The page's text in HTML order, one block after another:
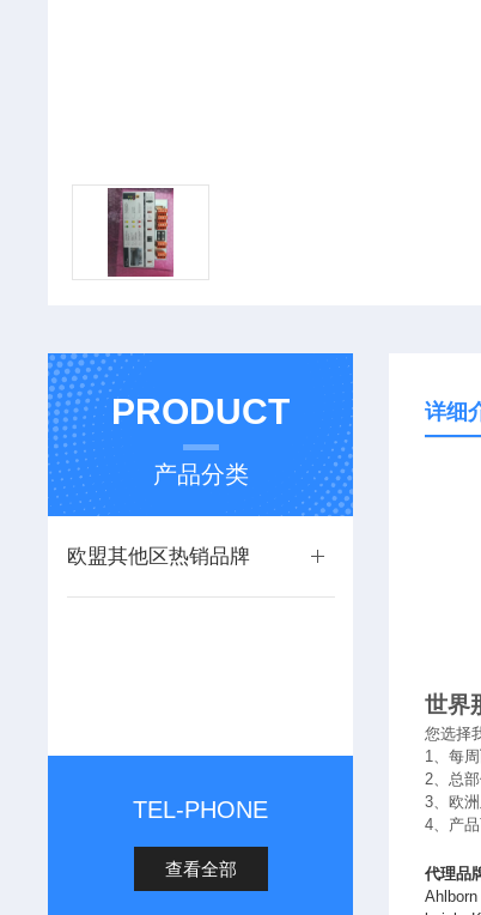
PRODUCT
产品分类
欧盟其他区热销品牌
TEL-PHONE
查看全部
详细
世界
您选择
1、每周
2、总
3、欧洲
4、产
代理品